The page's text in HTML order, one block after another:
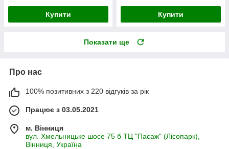
Купити Купити
Показати ще
Про нас
100% позитивних з 220 відгуків за рік
Працює з 03.05.2021
м. Вінниця
вул. Хмельницьке шосе 75 б ТЦ "Пасаж" (Лісопарк),
Вінниця, Україна